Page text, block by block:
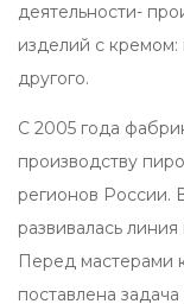
деятельности-
изделий с кремом:
другого.
С 2005 года
производству
регионов России.
развивалась
Перед мастерами
поставлена